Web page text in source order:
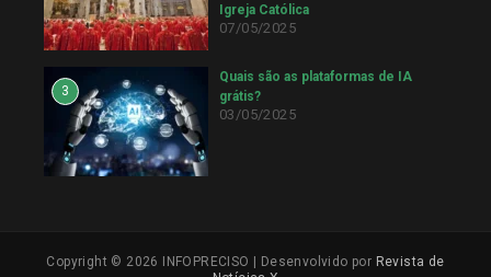
Igreja Católica
07/05/2025
3
Quais são as plataformas de IA
grátis?
03/05/2025
Copyright © 2026 INFOPRECISO | Desenvolvido por Revista de